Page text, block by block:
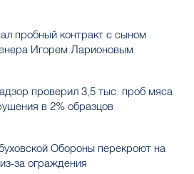
пробный контракт с сыном
Игорем Ларионовым
проверил 3,5 тыс. проб мяса
в 2% образцов
Обороны перекроют на
за ограждения